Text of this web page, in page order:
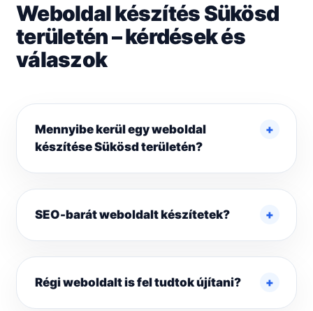
Weboldal készítés Sükösd
területén – kérdések és
válaszok
Mennyibe kerül egy weboldal
készítése Sükösd területén?
SEO-barát weboldalt készítetek?
Régi weboldalt is fel tudtok újítani?